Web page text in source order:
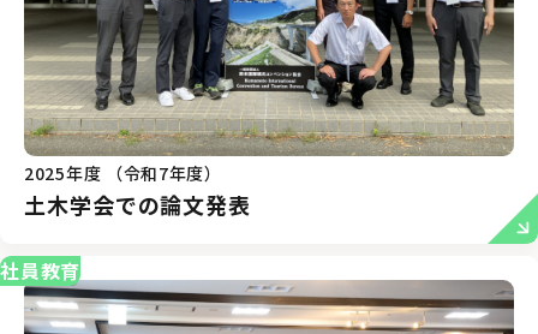
2025年度 （令和7年度）
土木学会での論文発表
社員教育